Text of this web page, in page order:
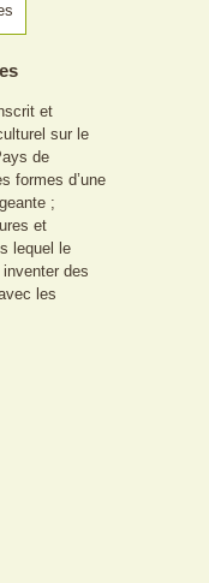
et
sur le
de
formes d’une
;
et
lequel le
des
les